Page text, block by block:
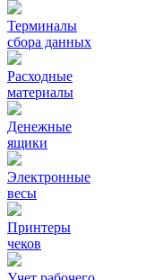
Терминалы
сбора данных
Расходные
материалы
Денежные
ящики
Электронные
весы
Принтеры
чеков